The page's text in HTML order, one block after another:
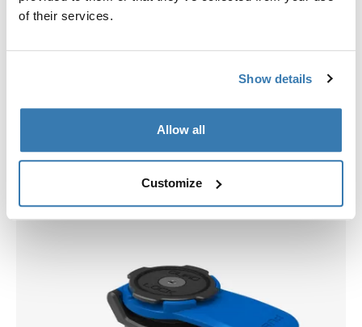
of their services.
Show details
Allow all
Customize
Vyberte si pouzdro